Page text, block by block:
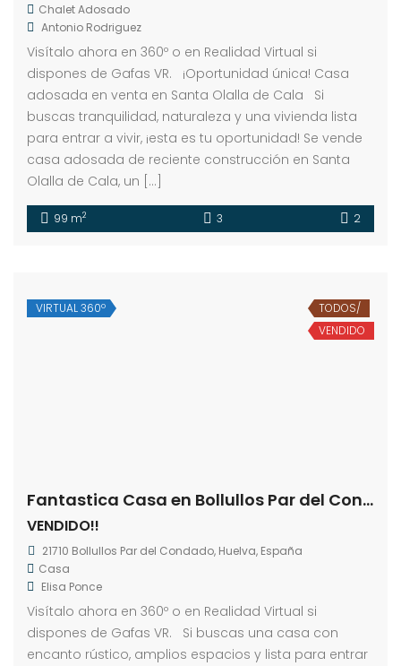
Chalet Adosado
Antonio Rodriguez
Visítalo ahora en 360º o en Realidad Virtual si
dispones de Gafas VR. ¡Oportunidad única! Casa
adosada en venta en Santa Olalla de Cala Si
buscas tranquilidad, naturaleza y una vivienda lista
para entrar a vivir, ¡esta es tu oportunidad! Se vende
casa adosada de reciente construcción en Santa
Olalla de Cala, un […]
99 m2 3 2
VIRTUAL 360º
TODOS/
VENDIDO
Fantastica Casa en Bollullos Par del Condado
VENDIDO!!
21710 Bollullos Par del Condado, Huelva, España
Casa
Elisa Ponce
Visítalo ahora en 360º o en Realidad Virtual si
dispones de Gafas VR. Si buscas una casa con
encanto rústico, amplios espacios y lista para entrar